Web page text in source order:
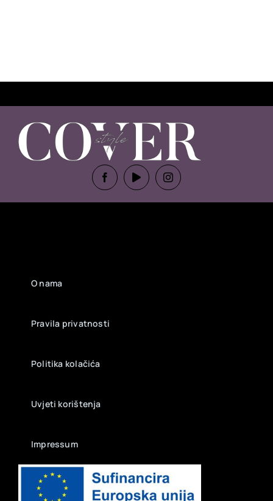
O nama
Pravila privatnosti
Politika kolačića
Uvjeti korištenja
Impressum